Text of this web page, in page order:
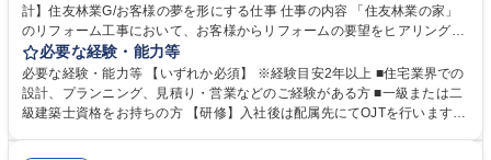
計】住友林業G/お客様の夢を形にする仕事 仕事の内容 「住友林業の家」
のリフォーム工事において、お客様からリフォームの要望をヒアリング
し、プランニングから設計、見積り、契約、工事担当者への引継ぎまでを
担当していただきます。 【具体的には】「住友林業の家」のオーナー様：
社内の顧客データやメンテナンス担当部門からの情報を元に水回り設備の
交換や内装、外装などの工事を提案。すでに住友林業として取引があるた
必要な経験・能力等
必要な経験・能力等 【いずれか必須】 ※経験目安2年以上 ■住宅業界での
設計、プランニング、見積り・営業などのご経験がある方 ■一級または二
級建築士資格をお持ちの方 【研修】入社後は配属先にてOJTを行います。